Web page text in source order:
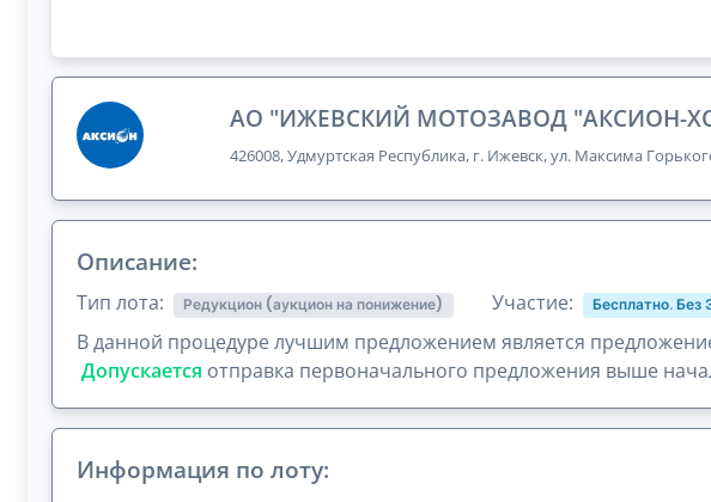
АО "ИЖЕВСКИЙ МОТОЗАВОД "АКСИОН-
426008, Удмуртская Республика, г. Ижевск, ул. Максима
Описание:
Тип лота: Редукцион (аукцион на понижение) Участие: Бесплатно. Без
В данной процедуре лучшим предложением является
Допускается отправка первоначального предложения выше
Информация по лоту: